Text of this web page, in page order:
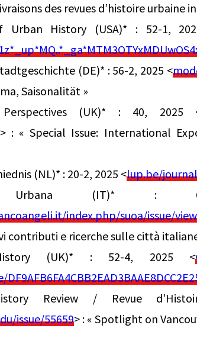
des revues d’histoire
Urban History (USA)* : 52-1,
(DE)* : 56-2, 2025 <
Saisonalität »
Perspectives (UK)* : 40, 2025
> : « Special Issue: International
(NL)* : 20-2, 2025 <lup.be/
Urbana (IT)* : 68-
index.php/suoa/issue/
contributi e ricerche sulle città
(UK)* : 52-4, 2025 <
Review / Revue
issue/55659> : « Spotlight on